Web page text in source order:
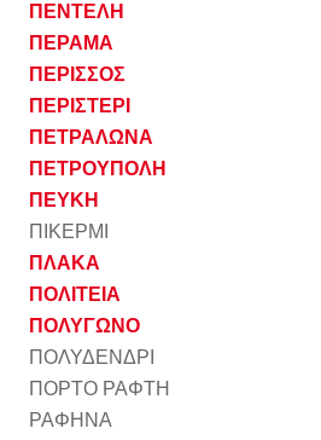
ΠΕΝΤΕΛΗ
ΠΕΡΑΜΑ
ΠΕΡΙΣΣΟΣ
ΠΕΡΙΣΤΕΡΙ
ΠΕΤΡΑΛΩΝΑ
ΠΕΤΡΟΥΠΟΛΗ
ΠΕΥΚΗ
ΠΙΚΕΡΜΙ
ΠΛΑΚΑ
ΠΟΛΙΤΕΙΑ
ΠΟΛΥΓΩΝΟ
ΠΟΛΥΔΕΝΔΡΙ
ΠΟΡΤΟ ΡΑΦΤΗ
ΡΑΦΗΝΑ